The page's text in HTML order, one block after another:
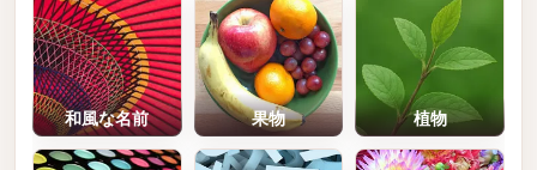
和風な名前 果物 植物